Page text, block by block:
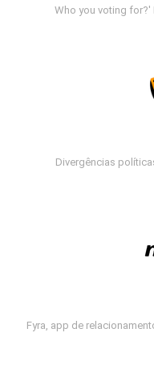
Who you voting for?'
Divergências
Fyra, app de